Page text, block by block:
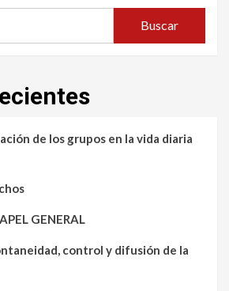
Buscar
de los grupos en la vida diaria
GENERAL
control y difusión de la